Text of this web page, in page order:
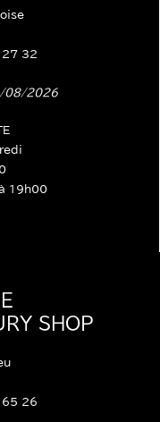
32
08/2026
19h00
SHOP
26